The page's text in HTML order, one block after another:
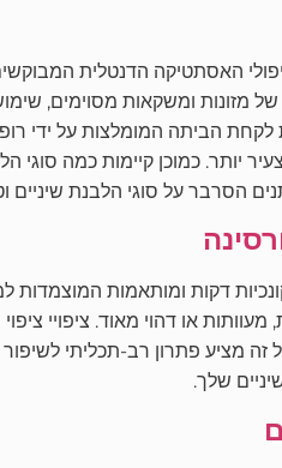
האסתטיקה הדנטלית
מזונות ומשקאות מסוימים,
הביתה המומלצות על ידי
יותר. כמוכן קיימות כמה
הסרבר על סוגי הלבנת שיניים
קונכיות דקות ומותאמות
מעוותות או דהוי מאוד. ציפויי
זה מציע פתרון רב-תכליתי
שלך.